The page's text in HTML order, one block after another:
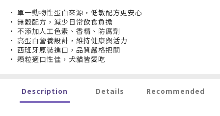
• 單一動物性蛋白來源，低敏配方更安心
• 無穀配方，減少日常飲食負擔
• 不添加人工色素、香精、防腐劑
• 高蛋白營養設計，維持健康與活力
• 西班牙原裝進口，品質嚴格把關
• 顆粒適口性佳，犬貓皆愛吃
Description Details Recommended